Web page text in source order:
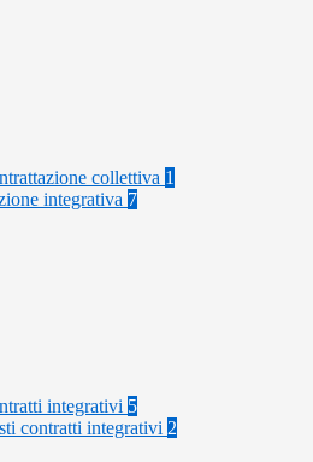
collettiva 1
integrativa 7
integrativi 5
contratti integrativi 2